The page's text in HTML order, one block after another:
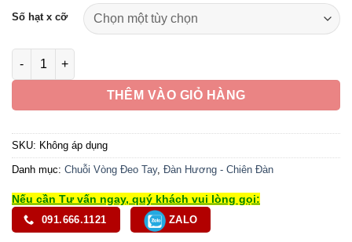
Số hạt x cỡ
Chuỗi Vòng Tay Gỗ Đàn Hương Xanh Lục, 10mm - 20mm số
THÊM VÀO GIỎ HÀNG
SKU: Không áp dụng
Danh mục: Chuỗi Vòng Đeo Tay, Đàn Hương - Chiên Đàn
Nếu cần Tư vấn ngay, quý khách vui lòng gọi:
091.666.1121 ZALO